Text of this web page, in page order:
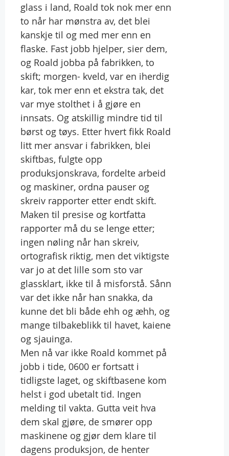
glass i land, Roald tok nok mer enn
to når har mønstra av, det blei
kanskje til og med mer enn en
flaske. Fast jobb hjelper, sier dem,
og Roald jobba på fabrikken, to
skift; morgen- kveld, var en iherdig
kar, tok mer enn et ekstra tak, det
var mye stolthet i å gjøre en
innsats. Og atskillig mindre tid til
børst og tøys. Etter hvert fikk Roald
litt mer ansvar i fabrikken, blei
skiftbas, fulgte opp
produksjonskrava, fordelte arbeid
og maskiner, ordna pauser og
skreiv rapporter etter endt skift.
Maken til presise og kortfatta
rapporter må du se lenge etter;
ingen nøling når han skreiv,
ortografisk riktig, men det viktigste
var jo at det lille som sto var
glassklart, ikke til å misforstå. Sånn
var det ikke når han snakka, da
kunne det bli både ehh og æhh, og
mange tilbakeblikk til havet, kaiene
og sjauinga.
Men nå var ikke Roald kommet på
jobb i tide, 0600 er fortsatt i
tidligste laget, og skiftbasene kom
helst i god ubetalt tid. Ingen
melding til vakta. Gutta veit hva
dem skal gjøre, de smører opp
maskinene og gjør dem klare til
dagens produksjon, de henter